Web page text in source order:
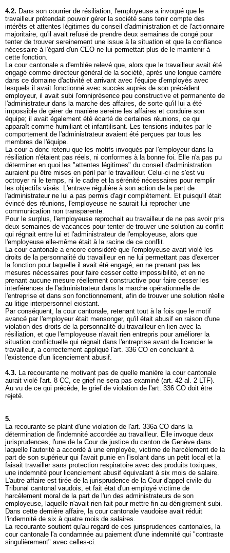
4.2. Dans son courrier de résiliation, l'employeuse a invoqué que le
travailleur prétendait pouvoir gérer la société sans tenir compte des
intérêts et attentes légitimes du conseil d'administration et de l'actionnaire
majoritaire, qu'il avait refusé de prendre deux semaines de congé pour
tenter de trouver sereinement une issue à la situation et que la confiance
nécessaire à l'égard d'un CEO ne lui permettait plus de le maintenir à
cette fonction.
La cour cantonale a d'emblée relevé que, alors que le travailleur avait été
engagé comme directeur général de la société, après une longue carrière
dans ce domaine d'activité et arrivant avec l'équipe d'employés avec
lesquels il avait fonctionné avec succès auprès de son précédent
employeur, il avait subi l'omniprésence peu constructive et permanente de
l'administrateur dans la marche des affaires, de sorte qu'il lui a été
impossible de gérer de manière sereine les affaires et conduire son
équipe; il avait également été écarté de certaines réunions, ce qui
apparaît comme humiliant et infantilisant. Les tensions induites par le
comportement de l'administrateur avaient été perçues par tous les
membres de l'équipe.
La cour a donc retenu que les motifs invoqués par l'employeur dans la
résiliation n'étaient pas réels, ni conformes à la bonne foi. Elle n'a pas pu
déterminer en quoi les "attentes légitimes" du conseil d'administration
auraient pu être mises en péril par le travailleur. Celui-ci ne s'est vu
octroyer ni le temps, ni le cadre et la sérénité nécessaires pour remplir
les objectifs visés. L'entrave régulière à son action de la part de
l'administrateur ne lui a pas permis d'agir complètement. Et puisqu'il était
évincé des réunions, l'employeuse ne saurait lui reprocher une
communication non transparente.
Pour le surplus, l'employeuse reprochait au travailleur de ne pas avoir pris
deux semaines de vacances pour tenter de trouver une solution au conflit
qui régnait entre lui et l'administrateur de l'employeuse, alors que
l'employeuse elle-même était à la racine de ce conflit.
La cour cantonale a encore considéré que l'employeuse avait violé les
droits de la personnalité du travailleur en ne lui permettant pas d'exercer
la fonction pour laquelle il avait été engagé, en ne prenant pas les
mesures nécessaires pour faire cesser cette impossibilité, et en ne
prenant aucune mesure réellement constructive pour faire cesser les
interférences de l'administrateur dans la marche opérationnelle de
l'entreprise et dans son fonctionnement, afin de trouver une solution réelle
au litige interpersonnel existant.
Par conséquent, la cour cantonale, retenant tout à la fois que le motif
avancé par l'employeur était mensonger, qu'il était abusif en raison d'une
violation des droits de la personnalité du travailleur en lien avec la
résiliation, et que l'employeuse n'avait rien entrepris pour améliorer la
situation conflictuelle qui régnait dans l'entreprise avant de licencier le
travailleur, a correctement appliqué l'art. 336 CO en concluant à
l'existence d'un licenciement abusif.
4.3. La recourante ne motivant pas de quelle manière la cour cantonale
aurait violé l'art. 8 CC, ce grief ne sera pas examiné (art. 42 al. 2 LTF).
Au vu de ce qui précède, le grief de violation de l'art. 336 CO doit être
rejeté.
5.
La recourante se plaint d'une violation de l'art. 336a CO dans la
détermination de l'indemnité accordée au travailleur. Elle invoque deux
jurisprudences, l'une de la Cour de justice du canton de Genève dans
laquelle l'autorité a accordé à une employée, victime de harcèlement de la
part de son supérieur qui l'avait punie en l'isolant dans un petit local et la
faisait travailler sans protection respiratoire avec des produits toxiques,
une indemnité pour licenciement abusif équivalant à six mois de salaire.
L'autre affaire est tirée de la jurisprudence de la Cour d'appel civile du
Tribunal cantonal vaudois, et fait état d'un employé victime de
harcèlement moral de la part de l'un des administrateurs de son
employeuse, laquelle n'avait rien fait pour mettre fin au dénigrement subi.
Dans cette dernière affaire, la cour cantonale vaudoise avait réduit
l'indemnité de six à quatre mois de salaires.
La recourante soutient qu'au regard de ces jurisprudences cantonales, la
cour cantonale l'a condamnée au paiement d'une indemnité qui "contraste
singulièrement" avec celles-ci.